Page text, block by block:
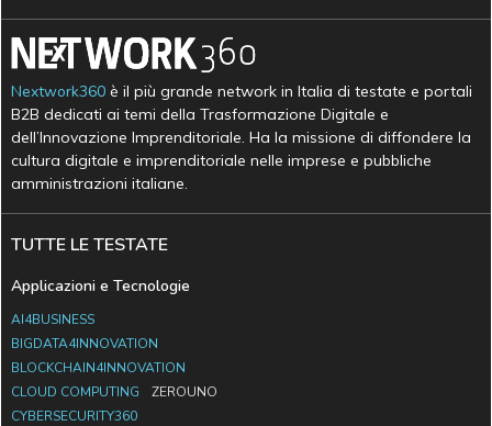
Nextwork360 è il più grande network in Italia di testate e portali
B2B dedicati ai temi della Trasformazione Digitale e
dell’Innovazione Imprenditoriale. Ha la missione di diffondere la
cultura digitale e imprenditoriale nelle imprese e pubbliche
amministrazioni italiane.
TUTTE LE TESTATE
Applicazioni e Tecnologie
AI4BUSINESS
BIGDATA4INNOVATION
BLOCKCHAIN4INNOVATION
CLOUD COMPUTING
ZEROUNO
CYBERSECURITY360